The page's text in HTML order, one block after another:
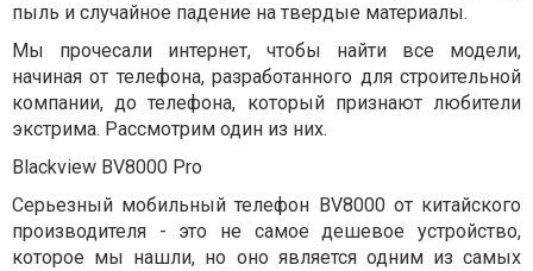
пыль и случайное падение на твердые материалы.
Мы прочесали интернет, чтобы найти все модели,
начиная от телефона, разработанного для строительной
компании, до телефона, который признают любители
экстрима. Рассмотрим один из них.
Blackview BV8000 Pro
Серьезный мобильный телефон BV8000 от китайского
производителя - это не самое дешевое устройство,
которое мы нашли, но оно является одним из самых